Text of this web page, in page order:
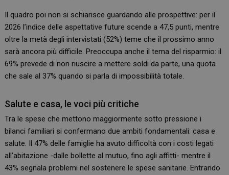
Il quadro poi non si schiarisce guardando alle prospettive: per il
2026 l’indice delle aspettative future scende a 47,5 punti, mentre
oltre la metà degli intervistati (52%) teme che il prossimo anno
sarà ancora più difficile. Preoccupa anche il tema del risparmio: il
69% prevede di non riuscire a mettere soldi da parte, una quota
che sale al 37% quando si parla di impossibilità totale.
Salute e casa, le voci più critiche
Tra le spese che mettono maggiormente sotto pressione i
bilanci familiari si confermano due ambiti fondamentali: casa e
salute. Il 47% delle famiglie ha avuto difficoltà con i costi legati
all’abitazione -dalle bollette al mutuo, fino agli affitti- mentre il
43% segnala problemi nel sostenere le spese sanitarie. Entrando